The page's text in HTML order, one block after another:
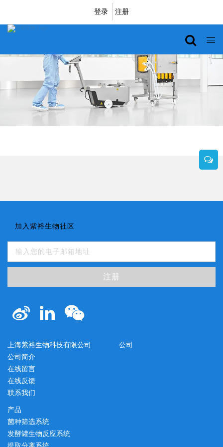
登录 注册
加入紫裕生物社区
注册
上海紫裕生物科技有限公司
公司简介
在线留言
在线反馈
联系我们
产品
菌种筛选系统
发酵罐生物反应系统
公司